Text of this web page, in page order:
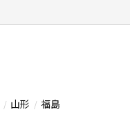
山形 福島